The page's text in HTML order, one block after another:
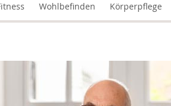
Wohlbefinden Körperpflege